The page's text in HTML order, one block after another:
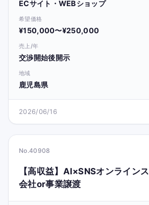
ECサイト・WEBショップ
希望価格
¥150,000〜¥250,000
売上/年
交渉開始後開示
地域
鹿児島県
2026/06/16
No.40908
【高収益】AI×SNSオンライン
会社or事業譲渡